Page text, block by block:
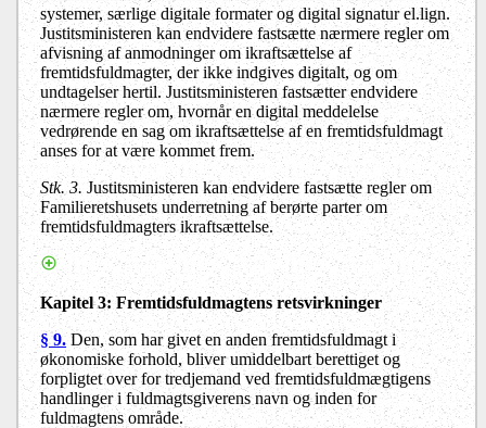
systemer, særlige digitale formater og digital signatur el.lign.
Justitsministeren kan endvidere fastsætte nærmere regler om
afvisning af anmodninger om ikraftsættelse af
fremtidsfuldmagter, der ikke indgives digitalt, og om
undtagelser hertil. Justitsministeren fastsætter endvidere
nærmere regler om, hvornår en digital meddelelse
vedrørende en sag om ikraftsættelse af en fremtidsfuldmagt
anses for at være kommet frem.
Stk. 3. Justitsministeren kan endvidere fastsætte regler om
Familieretshusets underretning af berørte parter om
fremtidsfuldmagters ikraftsættelse.
Kapitel 3: Fremtidsfuldmagtens retsvirkninger
§ 9.Den, som har givet en anden fremtidsfuldmagt i
økonomiske forhold, bliver umiddelbart berettiget og
forpligtet over for tredjemand ved fremtidsfuldmægtigens
handlinger i fuldmagtsgiverens navn og inden for
fuldmagtens område.